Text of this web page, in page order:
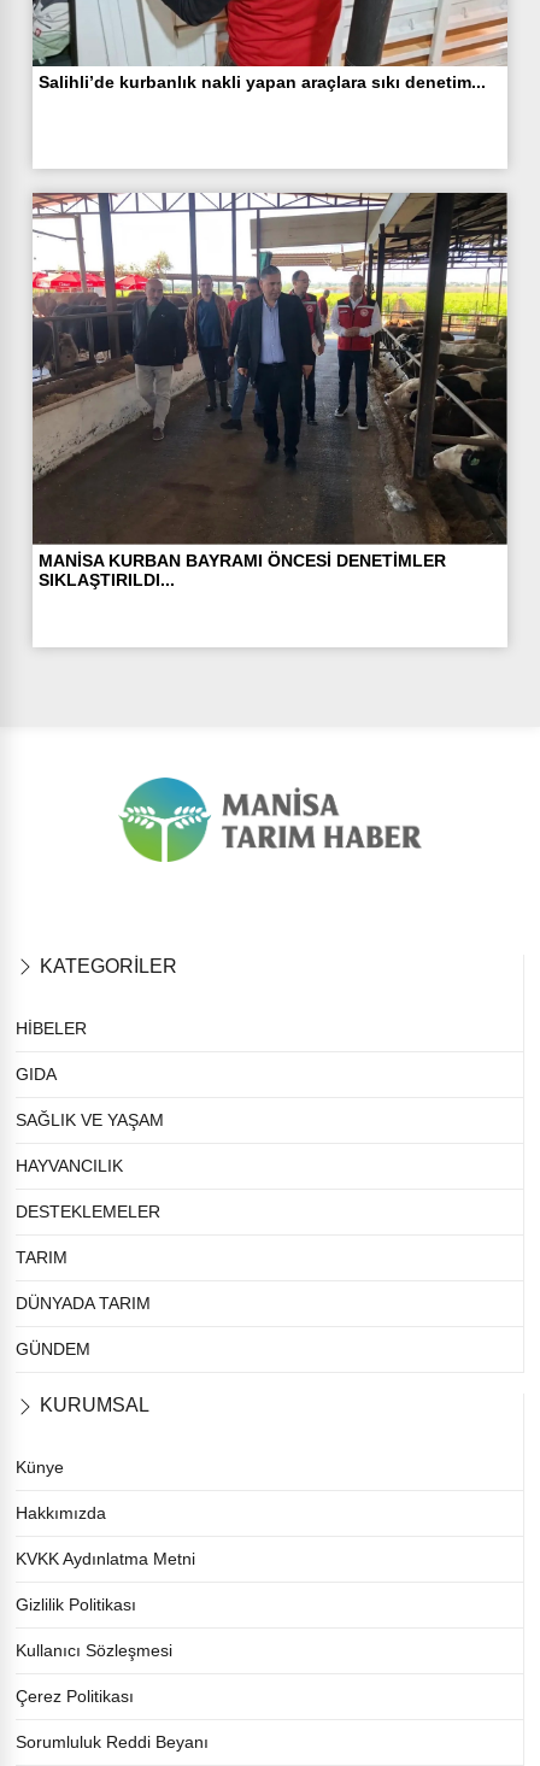
Salihli’de kurbanlık nakli yapan araçlara sıkı denetim...
MANİSA KURBAN BAYRAMI ÖNCESİ DENETİMLER
SIKLAŞTIRILDI...
KATEGORİLER
HİBELER
GIDA
SAĞLIK VE YAŞAM
HAYVANCILIK
DESTEKLEMELER
TARIM
DÜNYADA TARIM
GÜNDEM
KURUMSAL
Künye
Hakkımızda
KVKK Aydınlatma Metni
Gizlilik Politikası
Kullanıcı Sözleşmesi
Çerez Politikası
Sorumluluk Reddi Beyanı